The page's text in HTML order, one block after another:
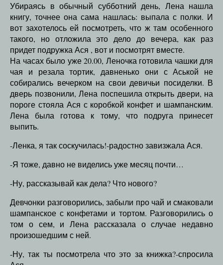
Убираясь в обычный субботний день, Лена нашла
книгу, точнее она сама нашлась: выпала с полки. И
вот захотелось ей посмотреть, что ж там особенного
такого, но отложила это дело до вечера, как раз
придет подружка Ася , вот и посмотрят вместе.
На часах было уже 20.00, Леночка готовила чашки для
чая и резала тортик, давненько они с Аськой не
собирались вечерком на свои девичьи посиделки. В
дверь позвонили, Лена поспешила открыть двери, на
пороге стояла Ася с коробкой конфет и шампанским.
Лена была готова к тому, что подруга принесет
выпить.
-Ленка, я так соскучилась!-радостно завизжала Ася.
-Я тоже, давно не виделись уже месяц почти…
-Ну, рассказывай как дела? Что нового?
Девчонки разговорились, забыли про чай и смаковали
шампанское с конфетами и тортом. Разговорились о
том о сем, и Лена рассказала о случае недавно
произошедшим с ней.
-Ну, так ты посмотрела что это за книжка?-спросила